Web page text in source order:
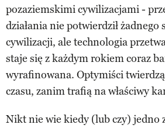
pozaziemskimi cywilizacjami -
działania nie potwierdził żadnego
cywilizacji, ale technologia
staje się z każdym rokiem coraz
wyrafinowana. Optymiści
czasu, zanim trafią na właściwy
Nikt nie wie kiedy (lub czy) jedno